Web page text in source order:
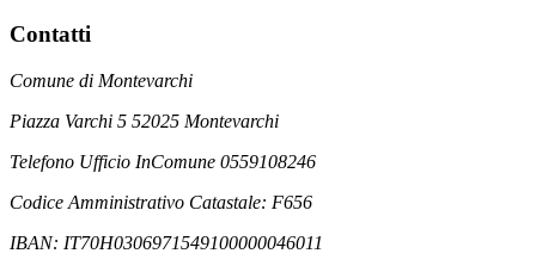
Contatti
Comune di Montevarchi
Piazza Varchi 5 52025 Montevarchi
Telefono Ufficio InComune 0559108246
Codice Amministrativo Catastale: F656
IBAN: IT70H0306971549100000046011